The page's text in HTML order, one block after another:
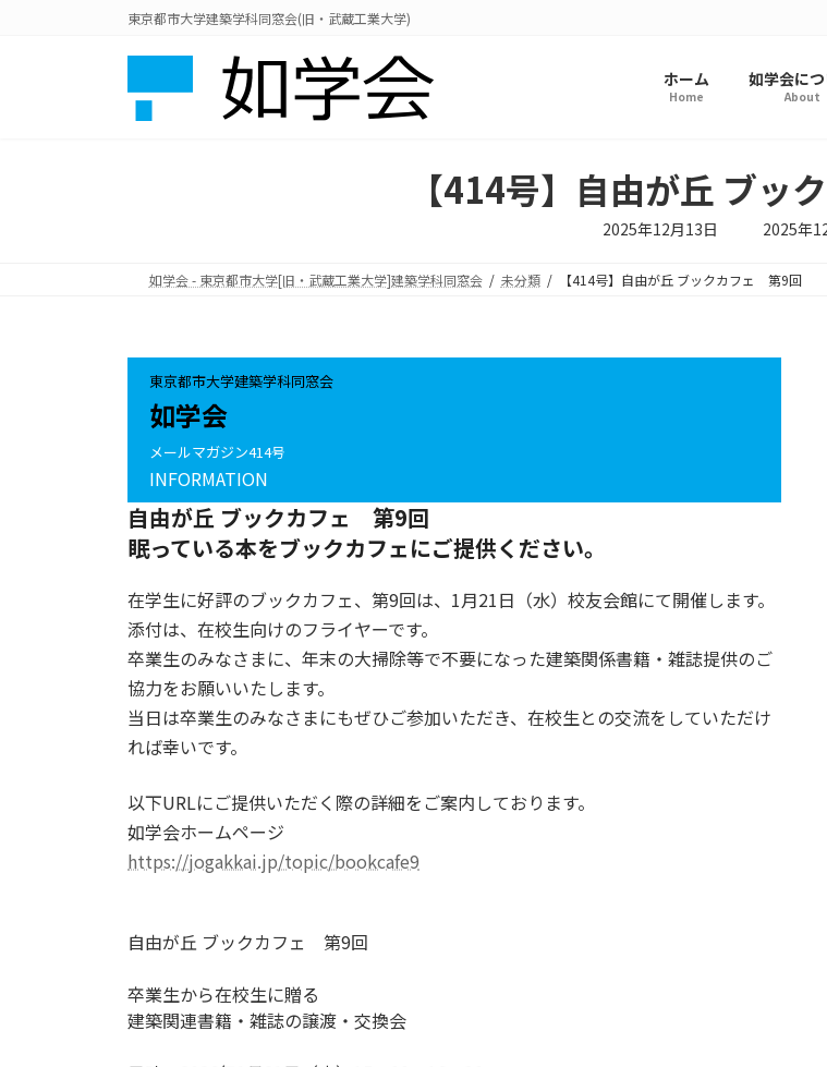
東京都市大学建築学科同窓会(旧・武蔵工業大学)
ホーム
Home
如学会に
About
【414号】自由が丘 ブ
2025年12月13日 最
終
新
日
2025年
如学会 - 東京都市大学[旧・武蔵工業大学]建築学科同窓会 未分類 【414号】自由が丘 ブックカフェ 第9回
東京都市大学建築学科同窓会
如学会
メールマガジン414号
INFORMATION
自由が丘 ブックカフェ 第9回
眠っている本をブックカフェにご提供ください。
在学生に好評のブックカフェ、第9回は、1月21日（水）校友会館にて開催します。
添付は、在校生向けのフライヤーです。
卒業生のみなさまに、年末の大掃除等で不要になった建築関係書籍・雑誌提供のご
協力をお願いいたします。
当日は卒業生のみなさまにもぜひご参加いただき、在校生との交流をしていただけ
れば幸いです。
以下URLにご提供いただく際の詳細をご案内しております。
如学会ホームページ
https://jogakkai.jp/topic/bookcafe9
自由が丘 ブックカフェ 第9回
卒業生から在校生に贈る
建築関連書籍・雑誌の譲渡・交換会